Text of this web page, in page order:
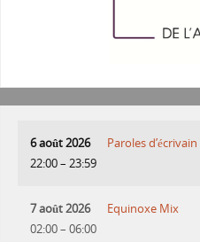
6 août 2026
22:00– 23:59
Paroles d’écrivain
7 août 2026
02:00– 06:00
Equinoxe Mix